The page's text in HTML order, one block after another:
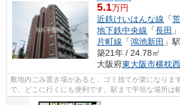
5.1万円
近鉄けいはんな線 「
地下鉄中央線 「長田
片町線 「鴻池新田 」
築21年 / 24.78㎡
大阪府東大阪市横枕西
敷地内ごみ置き場があると、ゴミ捨てが楽になりま
で、どこに行くにも便利です。駅まで平坦な場所は
れ続けています。設備が充実したマンショ...